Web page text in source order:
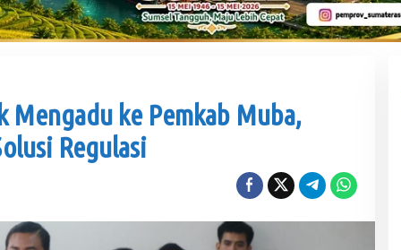
Mengadu ke Pemkab Muba,
Regulasi
Sengketa Aset Pemprov Sumsel, Komisi III
Kamis, 6 Agustus 2026